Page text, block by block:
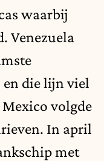
waarbij
Venezuela
die lijn viel
volgde
In april
met